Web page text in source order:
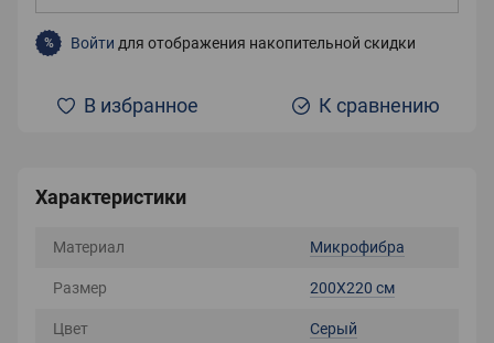
% Войти для отображения накопительной скидки
В избранное К сравнению
Характеристики
Материал Микрофибра
Размер 200X220 см
Цвет Серый